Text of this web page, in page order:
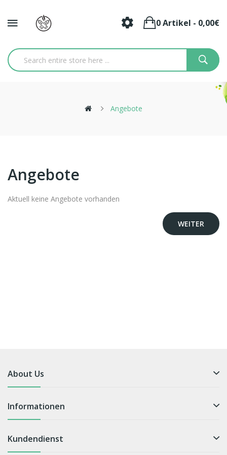
0 Artikel - 0,00€
Angebote
Angebote
Aktuell keine Angebote vorhanden
WEITER
About Us
Informationen
Kundendienst